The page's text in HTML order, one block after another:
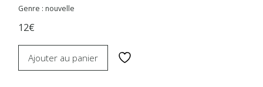
Genre : nouvelle
12€
Ajouter au panier